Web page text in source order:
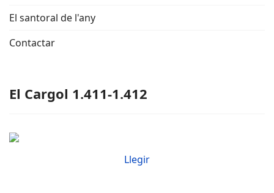
El santoral de l'any
Contactar
El Cargol 1.411-1.412
Llegir